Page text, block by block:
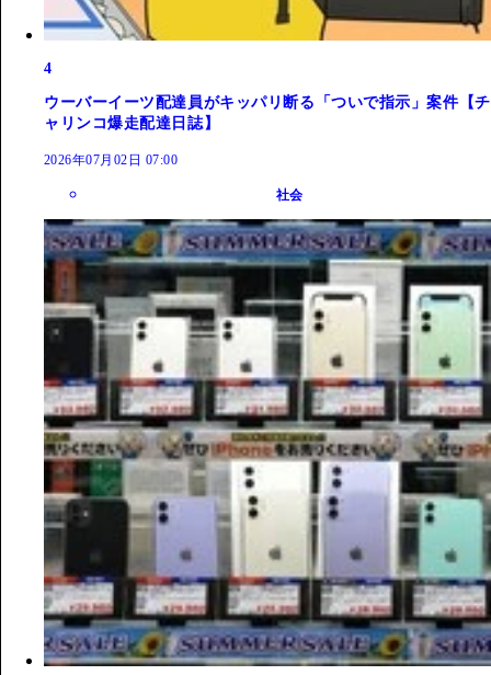
4
ウーバーイーツ配達員がキッパリ断る「ついで指示」案件【チ
ャリンコ爆走配達日誌】
2026年07月02日 07:00
社会